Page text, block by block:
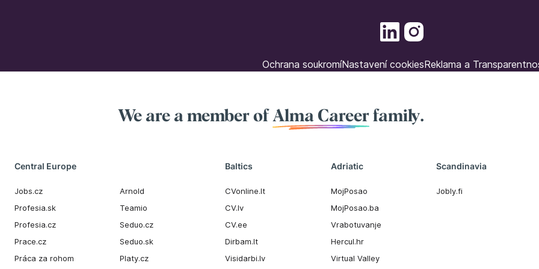
Ochrana soukromíNastavení cookiesReklama a
We are a member of Alma Careerfamily.
Central Europe
Jobs.cz
Profesia.sk
Profesia.cz
Prace.cz
Práca za rohom
Arnold
Teamio
Seduo.cz
Seduo.sk
Platy.cz
Baltics
CVonline.lt
CV.lv
CV.ee
Dirbam.It
Visidarbi.lv
Adriatic
MojPosao
MojPosao.ba
Vrabotuvanje
Hercul.hr
Virtual Valley
Scandinavia
Jobly.fi